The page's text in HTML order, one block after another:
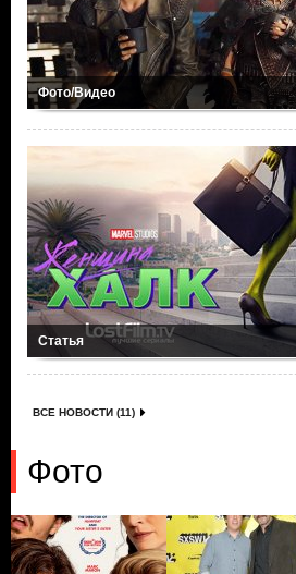
Фото/Видео
Статья
ВСЕ НОВОСТИ (11)
Фото